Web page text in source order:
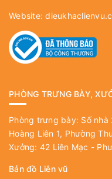
Website:
PHÒNG TRƯNG BÀY,
Phòng trưng bày: Số nhà
Hoàng Liên 1, Phường
Xưởng: 42 Liên Mạc -
Bản đồ Liên vũ